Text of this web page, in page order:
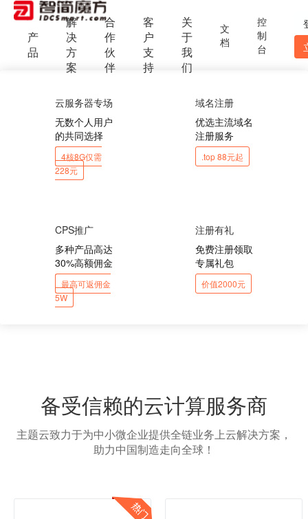
产
品
解
决
方
案
合
作
伙
伴
客
户
支
持
关
于
我
们
文
档
控
制
台
云服务器专场
无数个人用户
的共同选择
4核8G仅需
228元
域名注册
优选主流域名
注册服务
.top 88元起
CPS推广
多种产品高达
30%高额佣金
最高可返佣金
5W
注册有礼
免费注册领取
专属礼包
价值2000元
备受信赖的云计算服务商
主题云致力于为中小微企业提供全链业务上云解决方案，
助力中国制造走向全球！